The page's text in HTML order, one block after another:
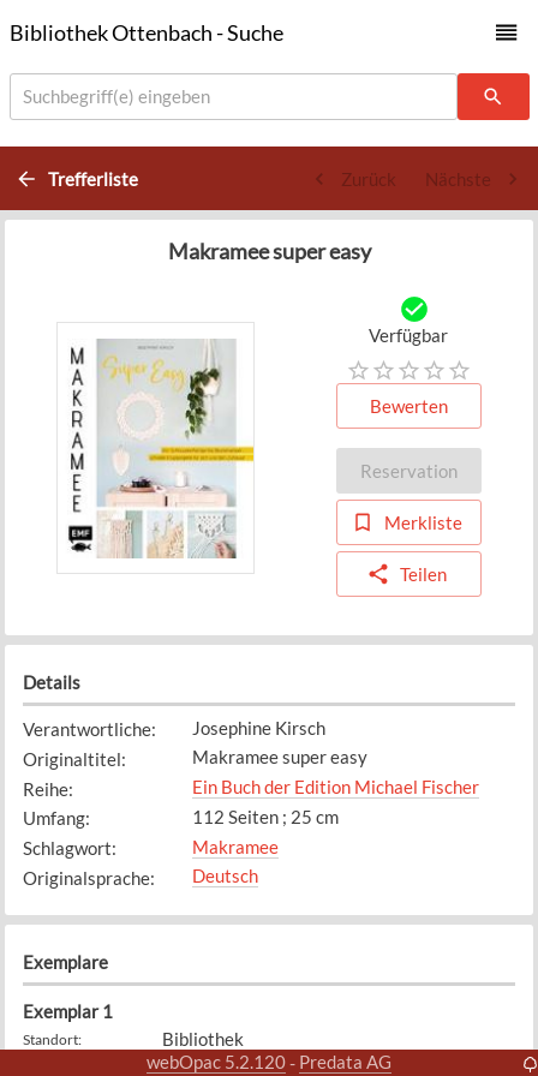
Bibliothek Ottenbach - Suche
Suchbegriff(e) eingeben
Trefferliste Zurück Nächste
Makramee super easy
Verfügbar
Bewerten
Reservation
Merkliste
Teilen
Details
Verantwortliche:
Josephine Kirsch
Originaltitel:
Makramee super easy
Reihe:
Ein Buch der Edition Michael Fischer
Umfang:
112 Seiten ; 25 cm
Schlagwort:
Makramee
Originalsprache: Deutsch
Exemplare
Exemplar 1
Standort: Bibliothek
745.52
webOpac 5.2.120- Predata AG